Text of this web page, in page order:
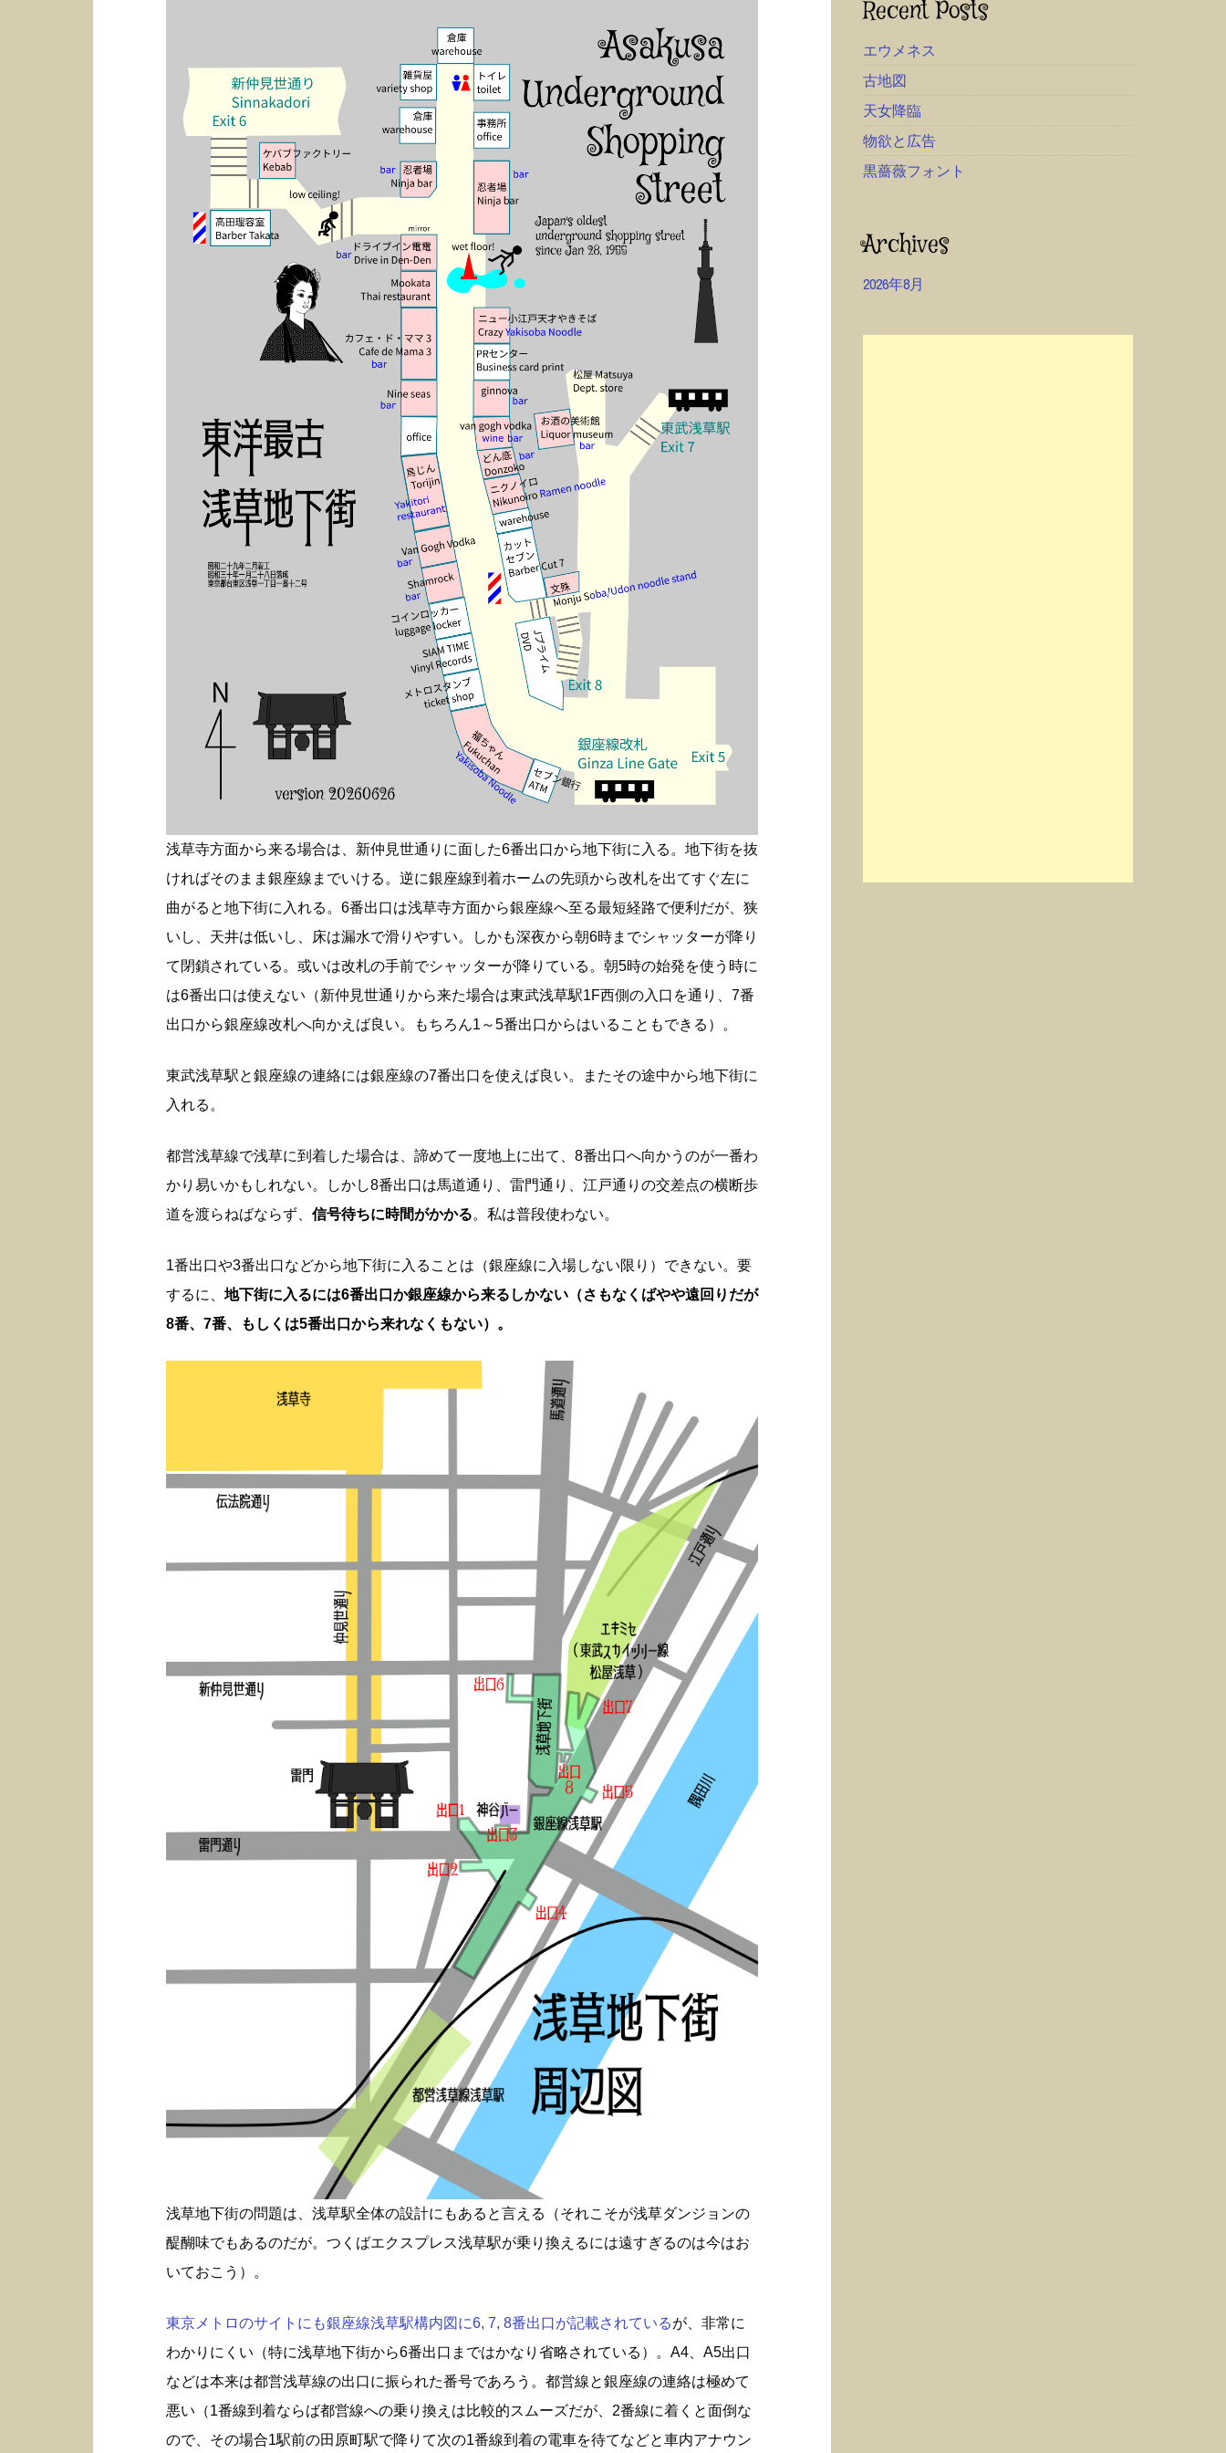
浅草寺方面から来る場合は、新仲見世通りに面した6番出口から地下街に入る。地下街を抜
ければそのまま銀座線までいける。逆に銀座線到着ホームの先頭から改札を出てすぐ左に
曲がると地下街に入れる。6番出口は浅草寺方面から銀座線へ至る最短経路で便利だが、狭
いし、天井は低いし、床は漏水で滑りやすい。しかも深夜から朝6時までシャッターが降り
て閉鎖されている。或いは改札の手前でシャッターが降りている。朝5時の始発を使う時に
は6番出口は使えない（新仲見世通りから来た場合は東武浅草駅1F西側の入口を通り、7番
出口から銀座線改札へ向かえば良い。もちろん1～5番出口からはいることもできる）。
東武浅草駅と銀座線の連絡には銀座線の7番出口を使えば良い。またその途中から地下街に
入れる。
都営浅草線で浅草に到着した場合は、諦めて一度地上に出て、8番出口へ向かうのが一番わ
かり易いかもしれない。しかし8番出口は馬道通り、雷門通り、江戸通りの交差点の横断歩
道を渡らねばならず、 信号待ちに時間がかかる。私は普段使わない。
1番出口や3番出口などから地下街に入ることは（銀座線に入場しない限り）できない。要
するに、 地下街に入るには6番出口か銀座線から来るしかない（さもなくばやや遠回りだが
8番、7番、もしくは5番出口から来れなくもない）。
浅草地下街の問題は、浅草駅全体の設計にもあると言える（それこそが浅草ダンジョンの
醍醐味でもあるのだが。つくばエクスプレス浅草駅が乗り換えるには遠すぎるのは今はお
いておこう）。
東京メトロのサイトにも銀座線浅草駅構内図に6, 7, 8番出口が記載されているが、非常に
わかりにくい（特に浅草地下街から6番出口まではかなり省略されている）。A4、A5出口
などは本来は都営浅草線の出口に振られた番号であろう。都営線と銀座線の連絡は極めて
悪い（1番線到着ならば都営線への乗り換えは比較的スムーズだが、2番線に着くと面倒な
ので、その場合1駅前の田原町駅で降りて次の1番線到着の電車を待てなどと車内アナウン
Recent Posts
エウメネス
古地図
天女降臨
物欲と広告
黒薔薇フォント
Archives
2026年8月